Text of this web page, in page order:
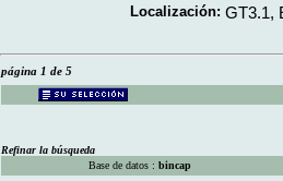
Localización: GT3.1,
página 1 de 5
Refinar la búsqueda
Base de datos : bincap